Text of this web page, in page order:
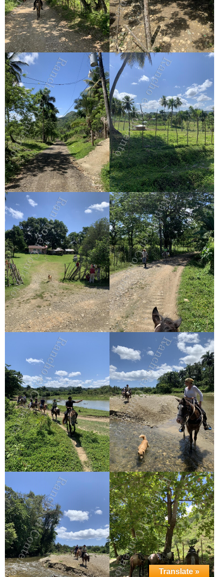
Translate »